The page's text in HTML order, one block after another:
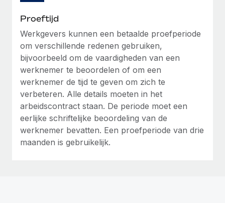
Proeftijd
Werkgevers kunnen een betaalde proefperiode
om verschillende redenen gebruiken,
bijvoorbeeld om de vaardigheden van een
werknemer te beoordelen of om een
werknemer de tijd te geven om zich te
verbeteren. Alle details moeten in het
arbeidscontract staan. De periode moet een
eerlijke schriftelijke beoordeling van de
werknemer bevatten. Een proefperiode van drie
maanden is gebruikelijk.